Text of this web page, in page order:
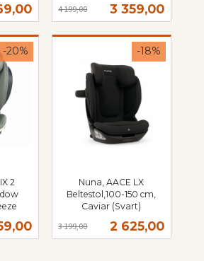
Tilbud
3 359,00
4 199,00
mva.
2
-20%
Nuna, AACE LX
Beltestol,100-150 cm,
Caviar (Svart)
Tilbud
2 625,00
3 199,00
-18%
mva.